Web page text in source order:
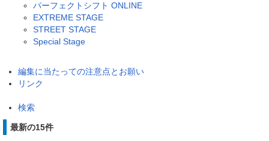
パーフェクトシフト ONLINE
EXTREME STAGE
STREET STAGE
Special Stage
編集に当たっての注意点とお願い
リンク
検索
最新の15件